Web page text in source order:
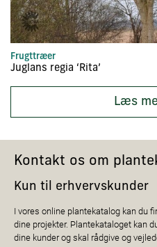
Frugttræer
Juglans regia ‘Rita’
Læs
Kontakt os om
Kun til erhvervskunder
I vores online plantekatalog kan du
dine projekter. Plantekataloget kan
dine kunder og skal rådgive og